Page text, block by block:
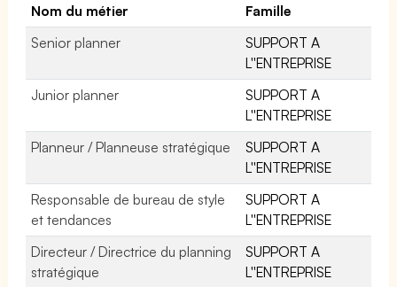
Nom du métier
Famille
Senior planner
SUPPORT A
L''ENTREPRISE
Junior planner
SUPPORT A
L''ENTREPRISE
Planneur / Planneuse stratégique
SUPPORT A
L''ENTREPRISE
Responsable de bureau de style
et tendances
SUPPORT A
L''ENTREPRISE
Directeur / Directrice du planning
stratégique
SUPPORT A
L''ENTREPRISE